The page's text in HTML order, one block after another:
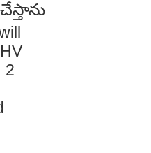
చేస్తాను
HV
2